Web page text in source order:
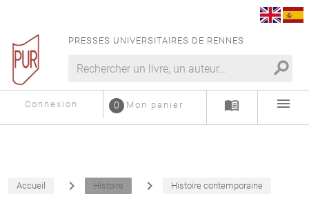
PRESSES UNIVERSITAIRES DE RENNES
search
Connexion Mon panier
0 menu_book menu
Accueil navigate_next Histoire navigate_next Histoire contemporaine